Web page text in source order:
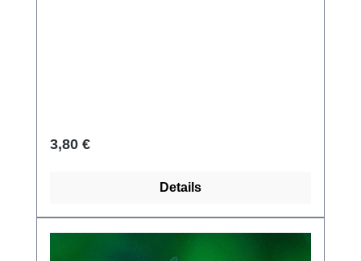
Regulärer Preis:
3,80 €
Details